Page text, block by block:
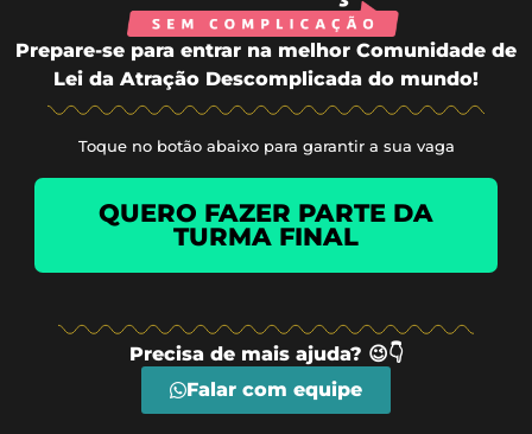
Prepare-se para entrar na melhor Comunidade de
Lei da Atração Descomplicada do mundo!
Toque no botão abaixo para garantir a sua vaga
QUERO FAZER PARTE DA
TURMA FINAL
Precisa de mais ajuda? 😉👇
Falar com equipe